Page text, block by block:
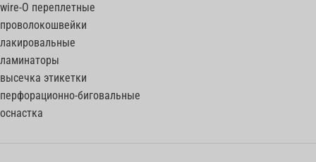
wire-O переплетные
проволокошвейки
лакировальные
ламинаторы
высечка этикетки
перфорационно-биговальные
оснастка